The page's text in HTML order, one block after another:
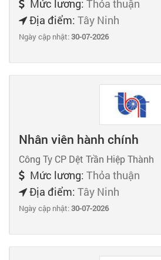
Mức lương: Thỏa thuận
Địa điểm: Tây Ninh
Ngày cập nhật:30-07-2026
Nhân viên hành chính
Công Ty CP Dệt Trần Hiệp Thành
Mức lương: Thỏa thuận
Địa điểm: Tây Ninh
Ngày cập nhật:30-07-2026